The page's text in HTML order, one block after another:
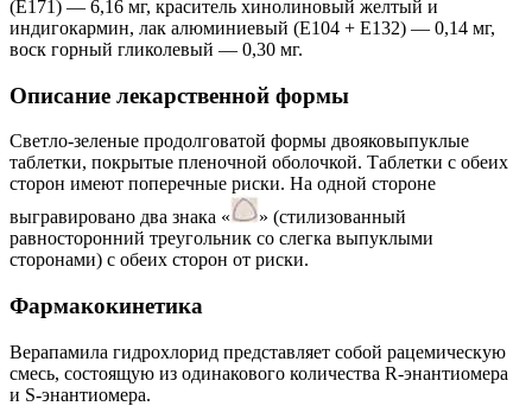
(E171) — 6,16 мг, краситель хинолиновый желтый и
индигокармин, лак алюминиевый (E104 + E132) — 0,14 мг,
воск горный гликолевый — 0,30 мг.
Описание лекарственной формы
Светло‑зеленые продолговатой формы двояковыпуклые
таблетки, покрытые пленочной оболочкой. Таблетки с обеих
сторон имеют поперечные риски. На одной стороне
выгравировано два знака «
» (стилизованный
равносторонний треугольник со слегка выпуклыми
сторонами) с обеих сторон от риски.
Фармакокинетика
Верапамила гидрохлорид представляет собой рацемическую
смесь, состоящую из одинакового количества R‑энантиомера
и S‑энантиомера.